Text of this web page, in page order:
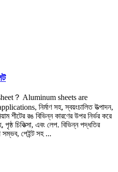
？ Aluminum sheets are
, নির্মাণ সহ, স্বয়ংচালিত উত্পাদন,
শীটের রঙ বিভিন্ন কারণের উপর নির্ভর করে
পৃষ্ঠ চিকিত্সা, এবং লেপ. বিভিন্ন পদ্ধতির
সম্ভব, পেইন্ট সহ ...